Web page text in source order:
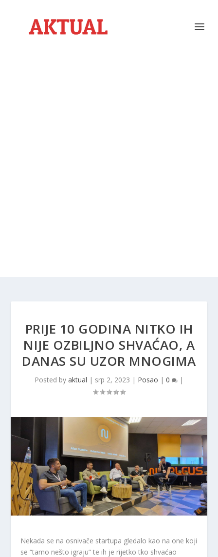
PRIJE 10 GODINA NITKO IH
NIJE OZBILJNO SHVAĆAO, A
DANAS SU UZOR MNOGIMA
Posted by aktual | srp 2, 2023 | Posao | 0 |
Nekada se na osnivače startupa gledalo kao na one koji
se “tamo nešto igraju” te ih je rijetko tko shvaćao